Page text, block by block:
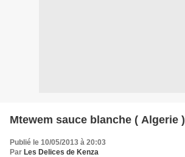
Mtewem sauce blanche ( Algerie )
Publié le 10/05/2013 à 20:03
Par Les Delices de Kenza